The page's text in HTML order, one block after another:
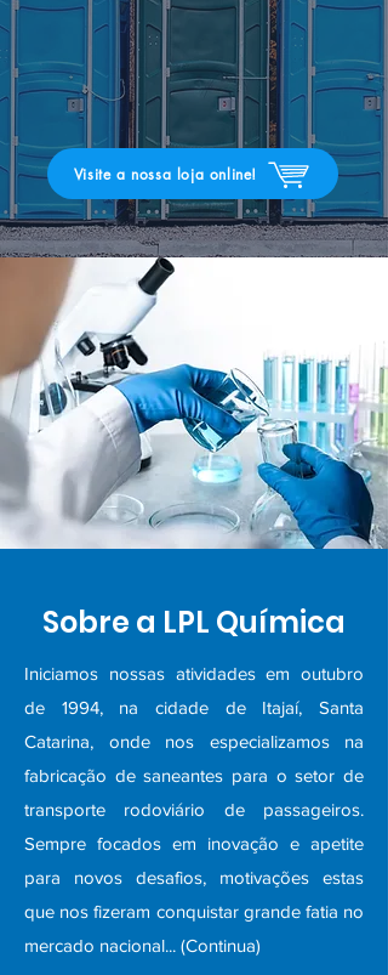
Visite a nossa loja online!
Sobre a LPL Química
Iniciamos nossas atividades em outubro
de 1994, na cidade de Itajaí, Santa
Catarina, onde nos especializamos na
fabricação de saneantes para o setor de
transporte rodoviário de passageiros.
Sempre focados em inovação e apetite
para novos desafios, motivações estas
que nos fizeram conquistar grande fatia no
mercado nacional... (Continua)